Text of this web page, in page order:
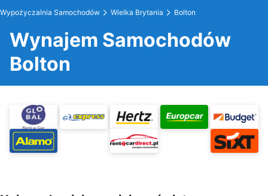
Wypożyczalnia Samochodów Wielka Brytania Bolton
Wynajem Samochodów
Bolton